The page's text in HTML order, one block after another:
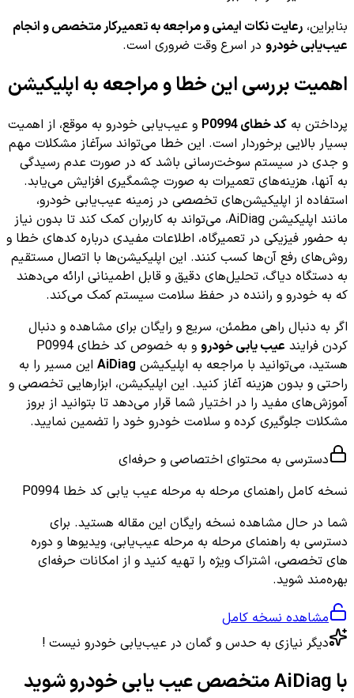
بنابراین، رعایت نکات ایمنی و مراجعه به تعمیرکار متخصص و انجام
عیب‌یابی خودرو در اسرع وقت ضروری است.
اهمیت بررسی این خطا و مراجعه به اپلیکیشن
پرداختن به کد خطای P0994
و عیب‌یابی خودرو به موقع، از اهمیت
بسیار بالایی برخوردار است. این خطا می‌تواند سرآغاز مشکلات مهم
و جدی در سیستم سوخت‌رسانی باشد که در صورت عدم رسیدگی
به آنها، هزینه‌های تعمیرات به صورت چشمگیری افزایش می‌یابد.
استفاده از اپلیکیشن‌های تخصصی در زمینه عیب‌یابی خودرو،
مانند اپلیکیشن AiDiag، می‌تواند به کاربران کمک کند تا بدون نیاز
به حضور فیزیکی در تعمیرگاه، اطلاعات مفیدی درباره کدهای خطا و
روش‌های رفع آن‌ها کسب کنند. این اپلیکیشن‌ها با اتصال مستقیم
به دستگاه دیاگ، تحلیل‌های دقیق و قابل اطمینانی ارائه می‌دهند
که به خودرو و راننده در حفظ سلامت سیستم کمک می‌کند.
اگر به دنبال راهی مطمئن، سریع و رایگان برای مشاهده و دنبال
کردن فرایند عیب یابی خودرو
و به خصوص کد خطای P0994
هستید، می‌توانید با مراجعه به اپلیکیشن AiDiag این مسیر را به
راحتی و بدون هزینه آغاز کنید. این اپلیکیشن، ابزارهایی تخصصی و
آموزش‌های مفید را در اختیار شما قرار می‌دهد تا بتوانید از بروز
مشکلات جلوگیری کرده و سلامت خودرو خود را تضمین نمایید.
دسترسی به محتوای اختصاصی و حرفه‌ای
نسخه کامل راهنمای مرحله به مرحله عیب یابی کد خطا P0994
شما در حال مشاهده نسخه رایگان این مقاله هستید. برای
دسترسی به راهنمای مرحله به مرحله عیب‌یابی، ویدیوها و دوره
های تخصصی، اشتراک ویژه را تهیه کنید و از امکانات حرفه‌ای
بهره‌مند شوید.
مشاهده نسخه کامل
دیگر نیازی به حدس و گمان در عیب‌یابی خودرو نیست !
با AiDiag متخصص عیب یابی خودرو شوید